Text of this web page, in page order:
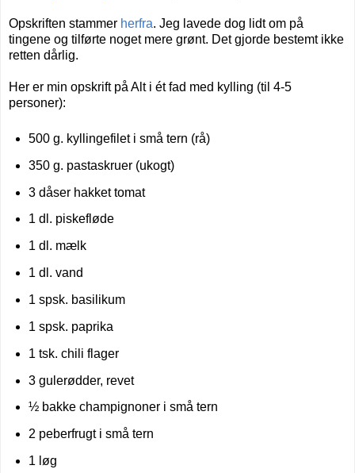
Opskriften stammer herfra. Jeg lavede dog lidt om på
tingene og tilførte noget mere grønt. Det gjorde bestemt ikke
retten dårlig.
Her er min opskrift på Alt i ét fad med kylling (til 4-5
personer):
500 g. kyllingefilet i små tern (rå)
350 g. pastaskruer (ukogt)
3 dåser hakket tomat
1 dl. piskefløde
1 dl. mælk
1 dl. vand
1 spsk. basilikum
1 spsk. paprika
1 tsk. chili flager
3 gulerødder, revet
½ bakke champignoner i små tern
2 peberfrugt i små tern
1 løg